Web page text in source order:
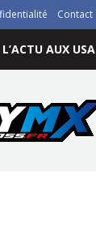
Contact
L’ACTU AUX USA